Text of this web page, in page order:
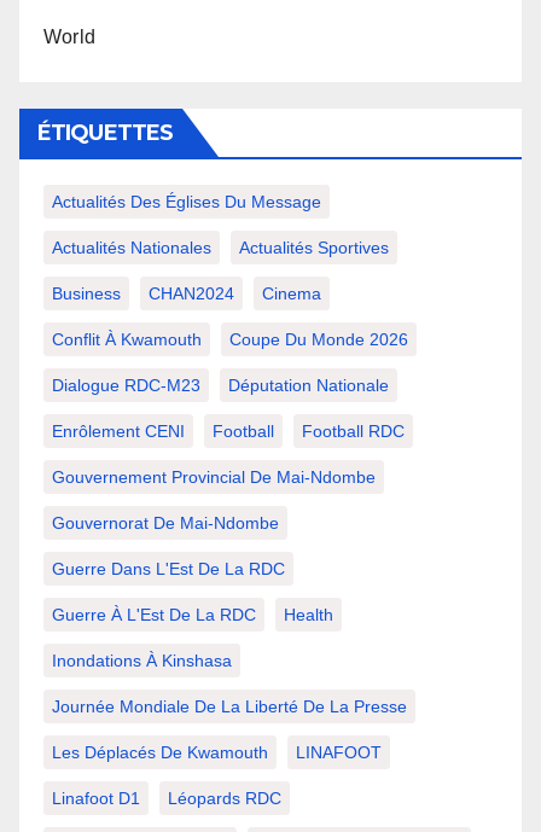
World
ÉTIQUETTES
Actualités Des Églises Du Message
Actualités Nationales Actualités Sportives
Business CHAN2024 Cinema
Conflit À Kwamouth Coupe Du Monde 2026
Dialogue RDC-M23 Députation Nationale
Enrôlement CENI Football Football RDC
Gouvernement Provincial De Mai-Ndombe
Gouvernorat De Mai-Ndombe
Guerre Dans L'Est De La RDC
Guerre À L'Est De La RDC Health
Inondations À Kinshasa
Journée Mondiale De La Liberté De La Presse
Les Déplacés De Kwamouth LINAFOOT
Linafoot D1 Léopards RDC